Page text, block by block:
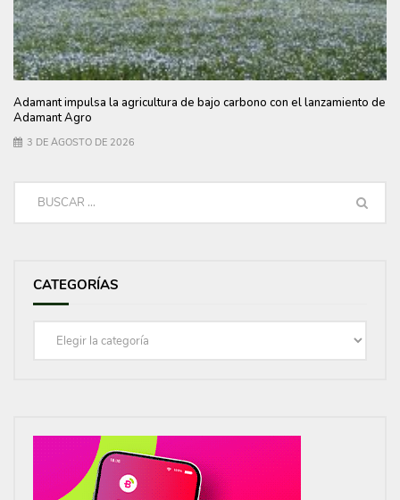
Adamant impulsa la agricultura de bajo carbono con el lanzamiento de
Adamant Agro
3 DE AGOSTO DE 2026
CATEGORÍAS
Categorías